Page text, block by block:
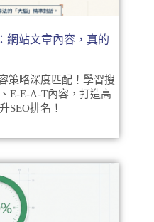
網站文章內容，真的
策略深度匹配！學習搜
E-E-A-T內容，打造高
SEO排名！